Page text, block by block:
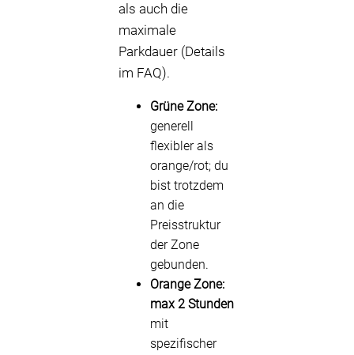
als auch die
maximale
Parkdauer (Details
im FAQ).
Grüne Zone:
generell
flexibler als
orange/rot; du
bist trotzdem
an die
Preisstruktur
der Zone
gebunden.
Orange Zone:
max 2 Stunden
mit
spezifischer